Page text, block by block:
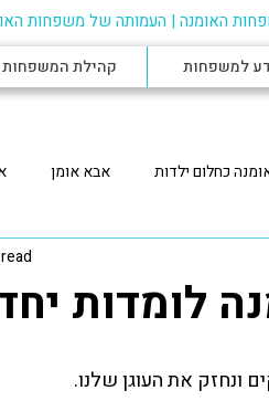
האומנה | העמותה של משפחות
למשפחות קהילת המשפחות
אבא אומן כחלום ילדות
לומדות
ונחזק את העוגן שלנו.